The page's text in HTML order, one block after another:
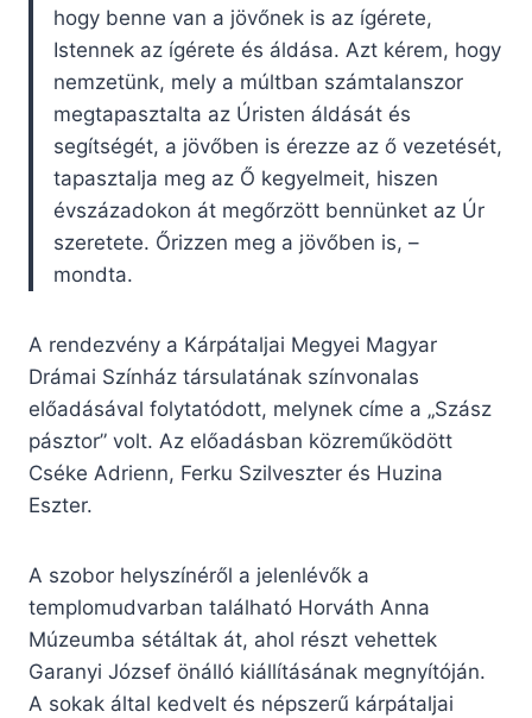
hogy benne van a jövőnek is az ígérete,
Istennek az ígérete és áldása. Azt kérem, hogy
nemzetünk, mely a múltban számtalanszor
megtapasztalta az Úristen áldását és
segítségét, a jövőben is érezze az ő vezetését,
tapasztalja meg az Ő kegyelmeit, hiszen
évszázadokon át megőrzött bennünket az Úr
szeretete. Őrizzen meg a jövőben is, –
mondta.
A rendezvény a Kárpátaljai Megyei Magyar
Drámai Színház társulatának színvonalas
előadásával folytatódott, melynek címe a „Szász
pásztor” volt. Az előadásban közreműködött
Cséke Adrienn, Ferku Szilveszter és Huzina
Eszter.
A szobor helyszínéről a jelenlévők a
templomudvarban található Horváth Anna
Múzeumba sétáltak át, ahol részt vehettek
Garanyi József önálló kiállításának megnyítóján.
A sokak által kedvelt és népszerű kárpátaljai